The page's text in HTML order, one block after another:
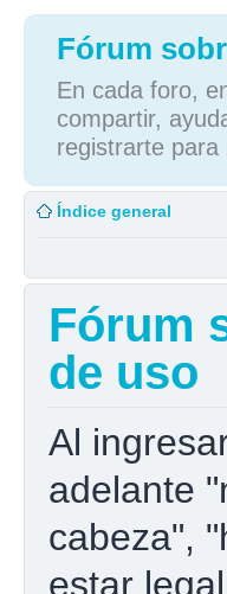
Fórum
En cada foro,
compartir,
registrarte para
Índice general
Fórum
de uso
Al
adelante
cabeza",
estar